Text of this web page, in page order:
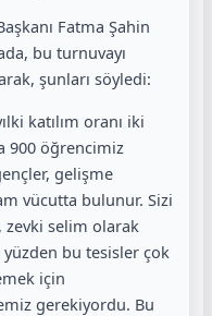
Fatma Şahin
bu turnuvayı
şunları söyledi:
katılım oranı iki
900 öğrencimiz
gelişme
vücutta bulunur. Sizi
zevki selim olarak
yüzden bu tesisler çok
için
gerekiyordu. Bu